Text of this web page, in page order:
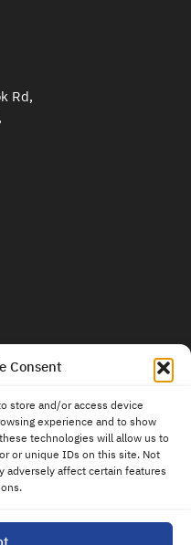
Consent
store and/or access device
experience and to show
technologies will allow us to
or unique IDs on this site. Not
adversely affect certain features
Rd,
แอดมิน